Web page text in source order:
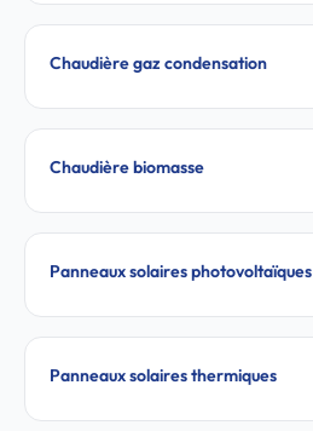
Chaudière gaz condensation
Chaudière biomasse
Panneaux solaires photovoltaïques
Panneaux solaires thermiques